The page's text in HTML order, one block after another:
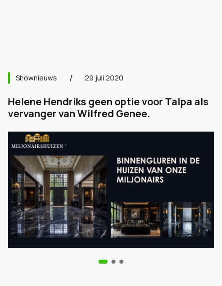
Shownieuws 29 juli 2020
Helene Hendriks geen optie voor Talpa als
vervanger van Wilfred Genee.